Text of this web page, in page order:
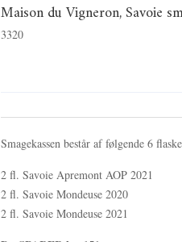
Maison du Vigneron, Savoie
3320
Smagekassen består af følgende 6
2 fl. Savoie Apremont AOP 2021
2 fl. Savoie Mondeuse 2020
2 fl. Savoie Mondeuse 2021